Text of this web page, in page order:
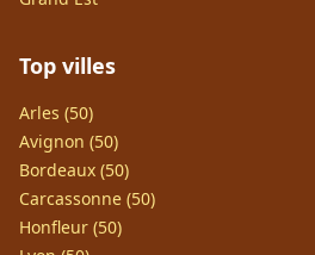
Top villes
Arles (50)
Avignon (50)
Bordeaux (50)
Carcassonne (50)
Honfleur (50)